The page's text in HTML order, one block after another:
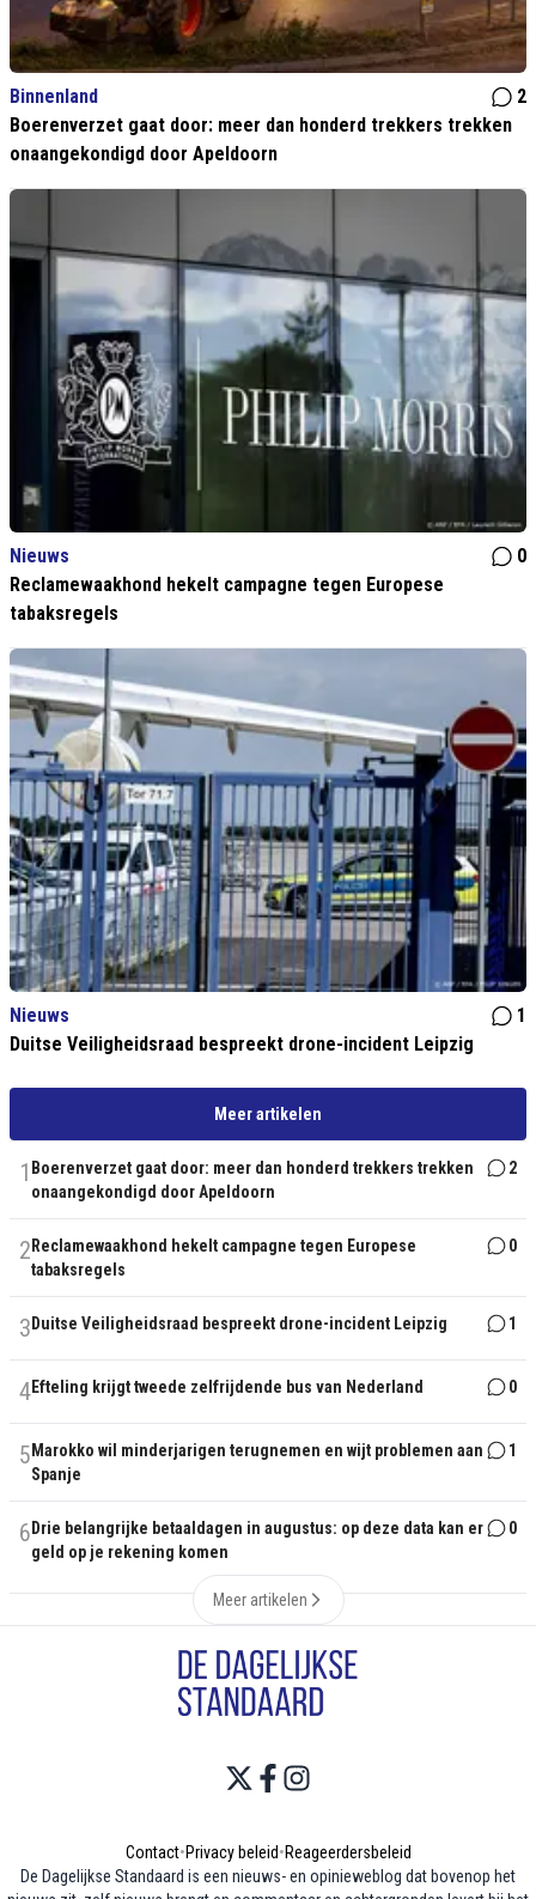
Binnenland
2
Boerenverzet gaat door: meer dan honderd trekkers trekken
onaangekondigd door Apeldoorn
Nieuws
0
Reclamewaakhond hekelt campagne tegen Europese
tabaksregels
Nieuws
1
Duitse Veiligheidsraad bespreekt drone-incident Leipzig
Meer artikelen
1 Boerenverzet gaat door: meer dan honderd trekkers trekken
onaangekondigd door Apeldoorn
2
2 Reclamewaakhond hekelt campagne tegen Europese
tabaksregels
0
3 Duitse Veiligheidsraad bespreekt drone-incident Leipzig 1
4Efteling krijgt tweede zelfrijdende bus van Nederland 0
5 Marokko wil minderjarigen terugnemen en wijt problemen aan
Spanje
1
6 Drie belangrijke betaaldagen in augustus: op deze data kan er
geld op je rekening komen
0
Meer artikelen
Contact•Privacy beleid•Reageerdersbeleid
De Dagelijkse Standaard is een nieuws- en opinieweblog dat bovenop het